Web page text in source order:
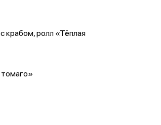
крабом, ролл «Тёплая
томаго»